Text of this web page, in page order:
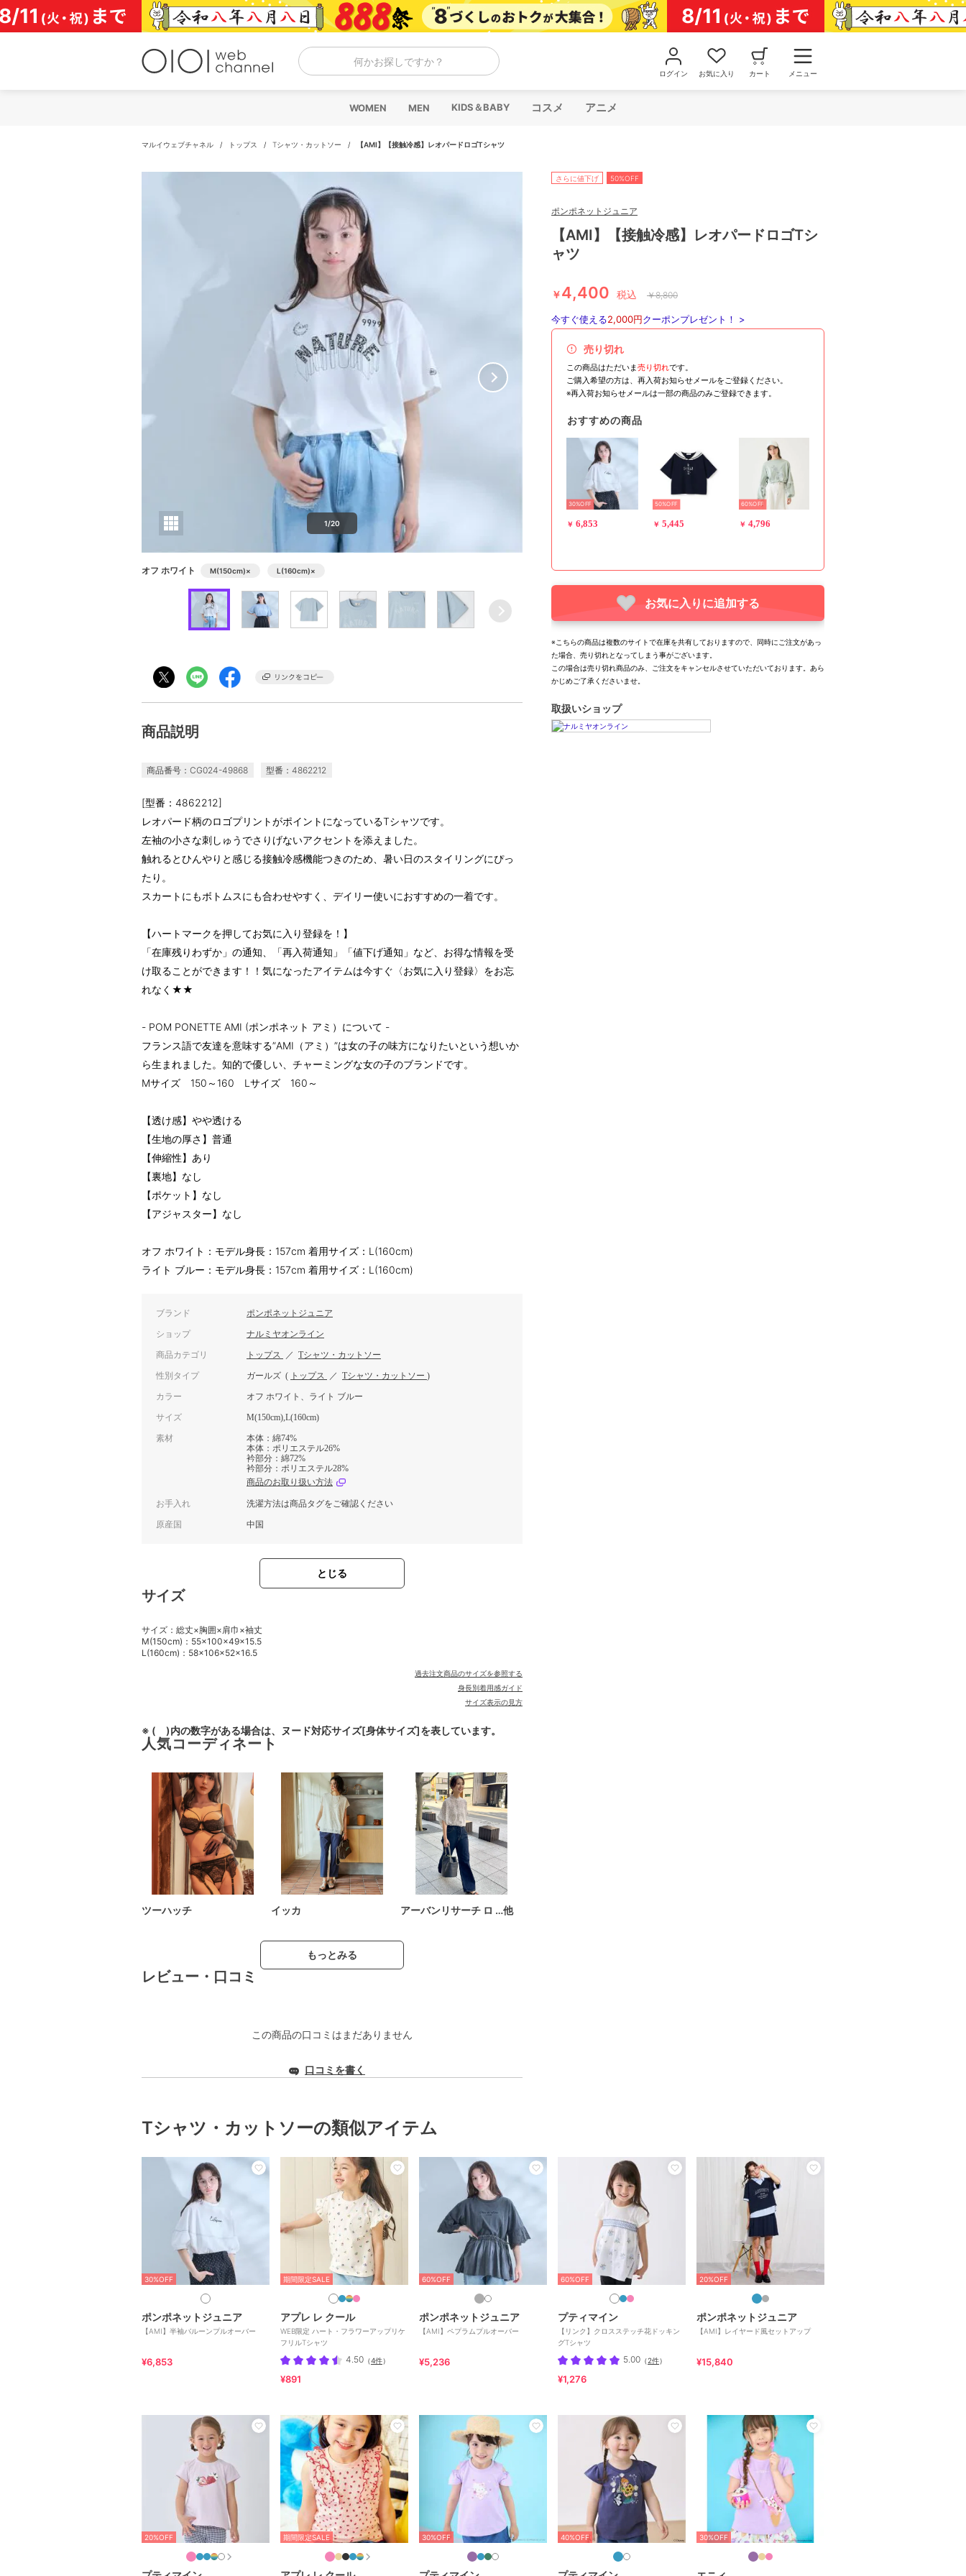
コ
ン
テ
何かお探しですか？
ログイン お気に入り カート メニュー
WOMEN MEN KIDS＆BABY コスメ アニメ
マルイウェブチャネル / トップス / Tシャツ・カットソー / 【AMI】【接触冷感】レオパードロゴTシャツ
1/20
オフ ホワイト M(150cm)× L(160cm)×
商品説明
商品番号：CG024-49868 型番：4862212
[型番：4862212]
レオパード柄のロゴプリントがポイントになっているTシャツです。
左袖の小さな刺しゅうでさりげないアクセントを添えました。
触れるとひんやりと感じる接触冷感機能つきのため、暑い日のスタイリングにぴっ
たり。
スカートにもボトムスにも合わせやすく、デイリー使いにおすすめの一着です。
【ハートマークを押してお気に入り登録を！】
「在庫残りわずか」の通知、「再入荷通知」「値下げ通知」など、お得な情報を受
け取ることができます！！気になったアイテムは今すぐ〈お気に入り登録〉をお忘
れなく★★
- POM PONETTE AMI (ポンポネット アミ）について -
フランス語で友達を意味する”AMI（アミ）”は女の子の味方になりたいという想いか
ら生まれました。知的で優しい、チャーミングな女の子のブランドです。
Mサイズ 150～160 Lサイズ 160～
【透け感】やや透ける
【生地の厚さ】普通
【伸縮性】あり
【裏地】なし
【ポケット】なし
【アジャスター】なし
オフ ホワイト：モデル身長：157cm 着用サイズ：L(160cm)
ライト ブルー：モデル身長：157cm 着用サイズ：L(160cm)
ブランド ポンポネットジュニア
ショップ ナルミヤオンライン
商品カテゴリ トップス ／ Tシャツ・カットソー
性別タイプ ガールズ ( トップス ／ Tシャツ・カットソー )
カラー オフ ホワイト、ライト ブルー
サイズ M(150cm),L(160cm)
素材
本体：綿74%
本体：ポリエステル26%
衿部分：綿72%
衿部分：ポリエステル28%
商品のお取り扱い方法
お手入れ 洗濯方法は商品タグをご確認ください
原産国 中国
とじる
サイズ
サイズ：総丈×胸囲×肩巾×袖丈
M(150cm)：55×100×49×15.5
L(160cm)：58×106×52×16.5
過去注文商品のサイズを参照する
身長別着用感ガイド
サイズ表示の見方
※ ( )内の数字がある場合は、ヌード対応サイズ[身体サイズ]を表しています。
人気コーディネート
ツーハッチ イッカ アーバンリサーチ ロ …他
もっとみる
レビュー・口コミ
この商品の口コミはまだありません
口コミを書く
さらに値下げ 50%OFF
ポンポネットジュニア
【AMI】【接触冷感】レオパードロゴTシ
ャツ
￥4,400 税込 ￥8,800
今すぐ使える2,000円クーポンプレゼント！ >
売り切れ
この商品はただいま売り切れです。
ご購入希望の方は、再入荷お知らせメールをご登録ください。
※再入荷お知らせメールは一部の商品のみご登録できます。
おすすめの商品
30%OFF
￥ 6,853
50%OFF
￥ 5,445
60%OFF
￥ 4,796
お気に入りに追加する
※こちらの商品は複数のサイトで在庫を共有しておりますので、同時にご注文があっ
た場合、売り切れとなってしまう事がございます。
この場合は売り切れ商品のみ、ご注文をキャンセルさせていただいております。あら
かじめご了承くださいませ。
取扱いショップ
Tシャツ・カットソーの類似アイテム
30%OFF
ポンポネットジュニア
【AMI】半袖バルーンプルオーバー
¥6,853
期間限定SALE
アプレ レ クール
WEB限定 ハート・フラワーアップリケ
フリルTシャツ
4.50 （4件）
¥891
60%OFF
ポンポネットジュニア
【AMI】ペプラムプルオーバー
¥5,236
60%OFF
プティマイン
【リンク】クロスステッチ花ドッキン
グTシャツ
5.00 （2件）
¥1,276
20%OFF
ポンポネットジュニア
【AMI】レイヤード風セットアップ
¥15,840
20%OFF 期間限定SALE 30%OFF 40%OFF 30%OFF